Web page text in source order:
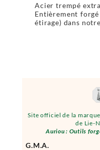
Site officiel de la
de Lie-
Auriou : Outils
G.M.A.
Acier trempé
Entièrement
étirage) dans